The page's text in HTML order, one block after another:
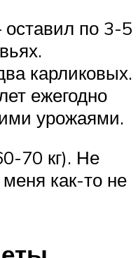
по 3-5
карликовых.
ежегодно
урожаями.
70 кг). Не
как-то не